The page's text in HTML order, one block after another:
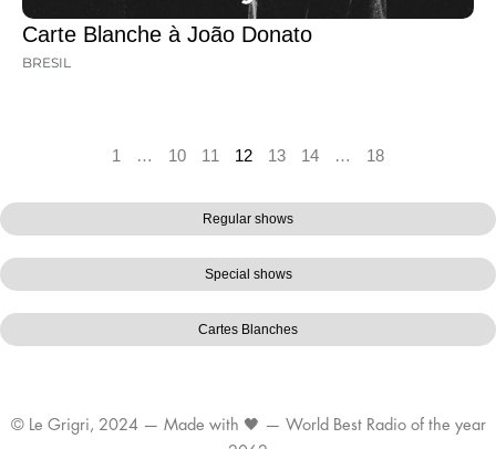
Regular shows
Special shows
Cartes Blanches
Carte Blanche à João Donato
BRESIL
1 … 10 11 12 13 14 … 18
© Le Grigri, 2024 — Made with 🖤 — World Best Radio of the year